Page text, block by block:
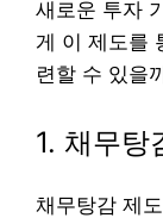
새로운 투자
게 이 제도를
련할 수 있을
1. 채무탕
채무탕감 제